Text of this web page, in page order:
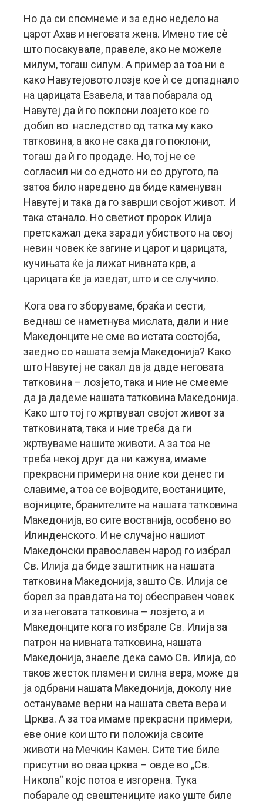
Но да си спомнеме и за едно недело на
царот Ахав и неговата жена. Имено тие сè
што посакувале, правеле, ако не можеле
милум, тогаш силум. А пример за тоа ни е
како Навутејовото лозје кое ѝ се допаднало
на царицата Езавела, и таа побарала од
Навутеј да ѝ го поклони лозјето кое го
добил во наследство од татка му како
татковина, а ако не сака да го поклони,
тогаш да ѝ го продаде. Но, тој не се
согласил ни со едното ни со другото, па
затоа било наредено да биде каменуван
Навутеј и така да го заврши својот живот. И
така станало. Но светиот пророк Илија
претскажал дека заради убиството на овој
невин човек ќе загине и царот и царицата,
кучињата ќе ја лижат нивната крв, а
царицата ќе ја изедат, што и се случило.
Кога ова го зборуваме, браќа и сести,
веднаш се наметнува мислата, дали и ние
Македонците не сме во истата состојба,
заедно со нашата земја Македонија? Како
што Навутеј не сакал да ја даде неговата
татковина – лозјето, така и ние не смееме
да ја дадеме нашата татковина Македонија.
Како што тој го жртвувал својот живот за
татковината, така и ние треба да ги
жртвуваме нашите животи. А за тоа не
треба некој друг да ни кажува, имаме
прекрасни примери на оние кои денес ги
славиме, а тоа се војводите, востаниците,
војниците, бранителите на нашата татковина
Македонија, во сите востанија, особено во
Илинденското. И не случајно нашиот
Македонски православен народ го избрал
Св. Илија да биде заштитник на нашата
татковина Македонија, зашто Св. Илија се
борел за правдата на тој обесправен човек
и за неговата татковина – лозјето, а и
Македонците кога го избрале Св. Илија за
патрон на нивната татковина, нашата
Македонија, знаеле дека само Св. Илија, со
таков жесток пламен и силна вера, може да
ја одбрани нашата Македонија, доколу ние
остануваме верни на нашата света вера и
Црква. А за тоа имаме прекрасни примери,
еве оние кои што ги положија своите
животи на Мечкин Камен. Сите тие биле
присутни во оваа црква – овде во „Св.
Никола“ којс потоа е изгорена. Тука
побарале од свештениците иако уште биле